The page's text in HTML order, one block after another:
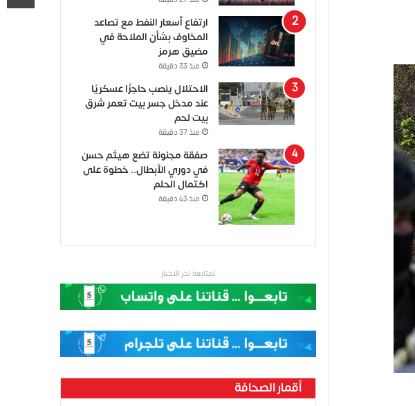
ارتفاع أسعار النفط مع تصاعد
المخاوف بشأن الملاحة في
مضيق هرمز
منذ 33 دقيقة
الاحتلال ينصب حاجزًا عسكريًا
عند مدخل جسر بيت تعمر شرق
بيت لحم
منذ 37 دقيقة
صفقة مجنونة تضع هيثم حسن
في دوري الأبطال.. خطوة على
اكتمال الحلم
منذ 43 دقيقة
لمتابعة اخر الاخبار
أقمار الصحافة